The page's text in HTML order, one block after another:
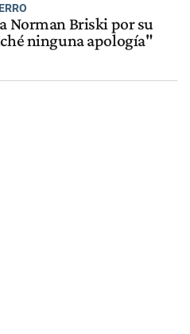
Norman Briski por su
ninguna apología"